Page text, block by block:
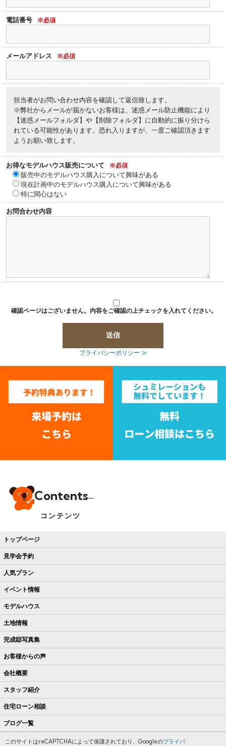
電話番号 ※必須
メールアドレス ※必須
担当者がお問い合わせ内容を確認して返信致します。
※弊社からメールが届かないお客様は、迷惑メール防止機能により
【迷惑メールフォルダ】や【削除フォルダ】に自動的に振り分けら
れている可能性があります。恐れ入りますが、一度ご確認頂きます
ようお願い致します。
お得なモデルハウス販売について ※必須
販売中のモデルハウス購入について興味がある
現在計画中のモデルハウス購入について興味がある
特に関心はない
お問合わせ内容
確認ページはございません。内容をご確認の上チェックを入れてください。
プライバシーポリシー ≫
Contents
コンテンツ
トップページ
見学会予約
人気プラン
イベント情報
モデルハウス
土地情報
完成邸写真集
お客様からの声
会社概要
スタッフ紹介
住宅ローン相談
ブログ一覧
このサイトはreCAPTCHAによって保護されており、Googleのプライバ